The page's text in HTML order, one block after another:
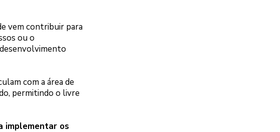
vem contribuir para
ou o
com a área de
permitindo o livre
implementar os